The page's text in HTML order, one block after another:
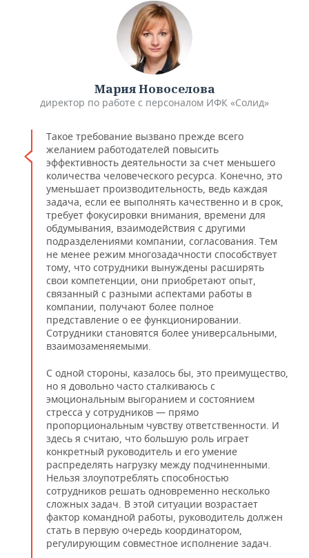
Мария Новоселова
директор по работе с персоналом ИФК «Солид»
Такое требование вызвано прежде всего
желанием работодателей повысить
эффективность деятельности за счет меньшего
количества человеческого ресурса. Конечно, это
уменьшает производительность, ведь каждая
задача, если ее выполнять качественно и в срок,
требует фокусировки внимания, времени для
обдумывания, взаимодействия с другими
подразделениями компании, согласования. Тем
не менее режим многозадачности способствует
тому, что сотрудники вынуждены расширять
свои компетенции, они приобретают опыт,
связанный с разными аспектами работы в
компании, получают более полное
представление о ее функционировании.
Сотрудники становятся более универсальными,
взаимозаменяемыми.
С одной стороны, казалось бы, это преимущество,
но я довольно часто сталкиваюсь с
эмоциональным выгоранием и состоянием
стресса у сотрудников — прямо
пропорциональным чувству ответственности. И
здесь я считаю, что большую роль играет
конкретный руководитель и его умение
распределять нагрузку между подчиненными.
Нельзя злоупотреблять способностью
сотрудников решать одновременно несколько
сложных задач. В этой ситуации возрастает
фактор командной работы, руководитель должен
стать в первую очередь координатором,
регулирующим совместное исполнение задач.